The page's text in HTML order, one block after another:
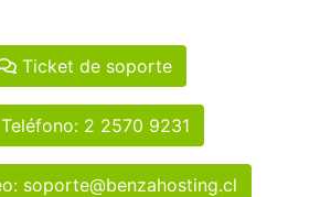
Ticket de soporte
Teléfono: 2 2570 9231
soporte@benzahosting.cl